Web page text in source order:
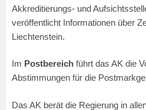
Akkreditierungs- und
veröffentlicht Informationen über
Liechtenstein.
Im Postbereich führt das AK die
Abstimmungen für die
Das AK berät die Regierung in